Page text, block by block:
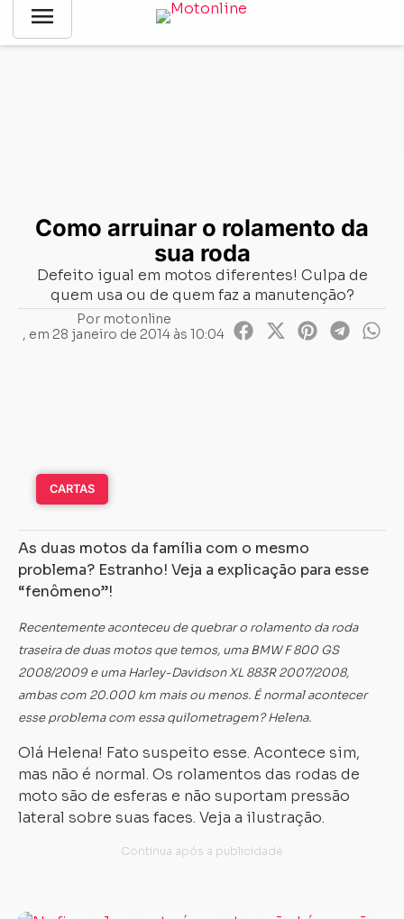
menu
Notícias Como arruinar o rolamento da sua roda
Como arruinar o rolamento da
sua roda
Defeito igual em motos diferentes! Culpa de
quem usa ou de quem faz a manutenção?
Pormotonline
, em 28 janeiro de 2014 às 10:04
CARTAS
As duas motos da família com o mesmo
problema? Estranho! Veja a explicação para esse
“fenômeno”!
Recentemente aconteceu de quebrar o rolamento da roda
traseira de duas motos que temos, uma BMW F 800 GS
2008/2009 e uma Harley-Davidson XL 883R 2007/2008,
ambas com 20.000 km mais ou menos. É normal acontecer
esse problema com essa quilometragem?Helena.
Olá Helena! Fato suspeito esse. Acontece sim,
mas não é normal. Os rolamentos das rodas de
moto são de esferas e não suportam pressão
lateral sobre suas faces. Veja a ilustração.